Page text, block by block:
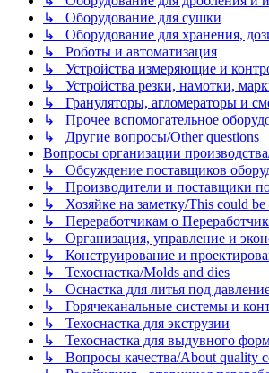
↳ Оборудование для сушки
↳ Оборудование для хранения,
↳ Роботы и автоматизация
↳ Устройства измеряющие и
↳ Устройства резки, намотки,
↳ Грануляторы, агломераторы и
↳ Прочее вспомогательное
↳ Другие вопросы/Other questions
Вопросы организации
↳ Обсуждение поставщиков
↳ Производители и поставщики
↳ Хозяйке на заметку/This could be
↳ Переработчикам о
↳ Организация, управление и
↳ Конструирование и
↳ Техоснастка/Molds and dies
↳ Оснастка для литья под
↳ Горячеканальные системы и
↳ Техоснастка для экструзии
↳ Техоснастка для выдувного
↳ Вопросы качества/About quality